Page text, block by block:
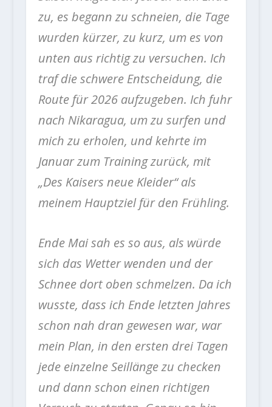
zu, es begann zu schneien, die Tage
wurden kürzer, zu kurz, um es von
unten aus richtig zu versuchen. Ich
traf die schwere Entscheidung, die
Route für 2026 aufzugeben. Ich fuhr
nach Nikaragua, um zu surfen und
mich zu erholen, und kehrte im
Januar zum Training zurück, mit
„Des Kaisers neue Kleider“ als
meinem Hauptziel für den Frühling.
Ende Mai sah es so aus, als würde
sich das Wetter wenden und der
Schnee dort oben schmelzen. Da ich
wusste, dass ich Ende letzten Jahres
schon nah dran gewesen war, war
mein Plan, in den ersten drei Tagen
jede einzelne Seillänge zu checken
und dann schon einen richtigen